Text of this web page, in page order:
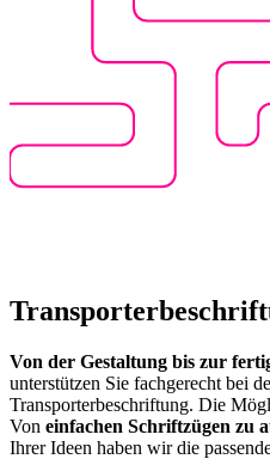
Von der Gestaltung bis zur
unterstützen Sie fachgerecht bei
Transporterbeschriftung. Die
Von einfachen Schriftzügen zu
Ihrer Ideen haben wir die